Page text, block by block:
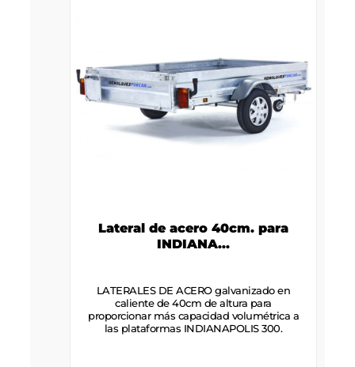
Lateral de acero 40cm. para
INDIANA...
LATERALES DE ACERO galvanizado en
caliente de 40cm de altura para
proporcionar más capacidad volumétrica a
las plataformas INDIANAPOLIS 300.